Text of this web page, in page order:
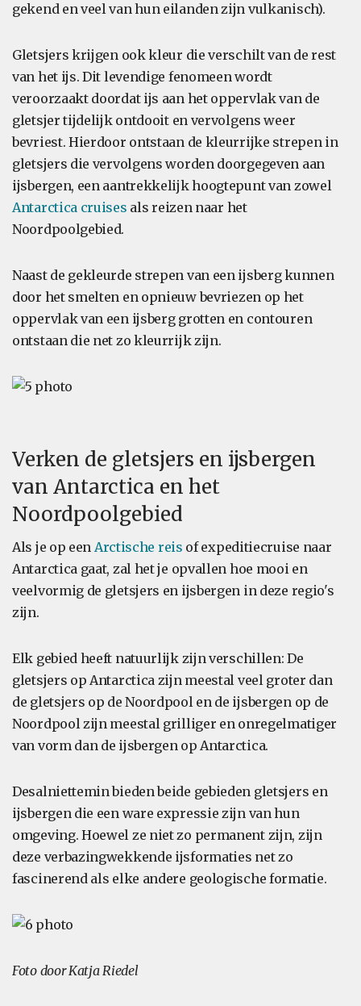
gekend en veel van hun eilanden zijn vulkanisch).
Gletsjers krijgen ook kleur die verschilt van de rest
van het ijs. Dit levendige fenomeen wordt
veroorzaakt doordat ijs aan het oppervlak van de
gletsjer tijdelijk ontdooit en vervolgens weer
bevriest. Hierdoor ontstaan de kleurrijke strepen in
gletsjers die vervolgens worden doorgegeven aan
ijsbergen, een aantrekkelijk hoogtepunt van zowel
Antarctica cruises als reizen naar het
Noordpoolgebied.
Naast de gekleurde strepen van een ijsberg kunnen
door het smelten en opnieuw bevriezen op het
oppervlak van een ijsberg grotten en contouren
ontstaan die net zo kleurrijk zijn.
Verken de gletsjers en ijsbergen
van Antarctica en het
Noordpoolgebied
Als je op een Arctische reis of expeditiecruise naar
Antarctica gaat, zal het je opvallen hoe mooi en
veelvormig de gletsjers en ijsbergen in deze regio's
zijn.
Elk gebied heeft natuurlijk zijn verschillen: De
gletsjers op Antarctica zijn meestal veel groter dan
de gletsjers op de Noordpool en de ijsbergen op de
Noordpool zijn meestal grilliger en onregelmatiger
van vorm dan de ijsbergen op Antarctica.
Desalniettemin bieden beide gebieden gletsjers en
ijsbergen die een ware expressie zijn van hun
omgeving. Hoewel ze niet zo permanent zijn, zijn
deze verbazingwekkende ijsformaties net zo
fascinerend als elke andere geologische formatie.
Foto door Katja Riedel